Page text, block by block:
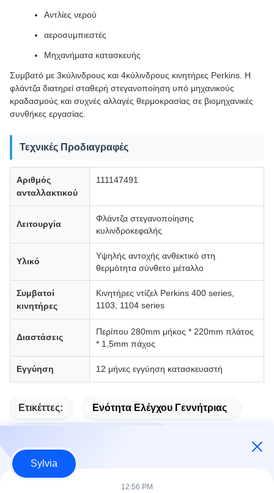
Αντλίες νερού
αεροσυμπιεστές
Μηχανήματα κατασκευής
Συμβατό με 3κύλινδρους και 4κύλινδρους κινητήρες Perkins. Η
φλάντζα διατηρεί σταθερή στεγανοποίηση υπό μηχανικούς
κραδασμούς και συχνές αλλαγές θερμοκρασίας σε βιομηχανικές
συνθήκες εργασίας.
Τεχνικές Προδιαγραφές
Αριθμός
ανταλλακτικού
111147491
Λειτουργία
Φλάντζα στεγανοποίησης
κυλινδροκεφαλής
Υλικό
Υψηλής αντοχής ανθεκτικό στη
θερμότητα σύνθετο μέταλλο
Συμβατοί
κινητήρες
Κινητήρες ντίζελ Perkins 400 series,
1103, 1104 series
Διαστάσεις
Περίπου 280mm μήκος * 220mm πλάτος
* 1,5mm πάχος
Εγγύηση 12 μήνες εγγύηση κατασκευαστή
Ετικέττες: Ενότητα Ελέγχου Γεννήτριας
Sylvia
12:56 PM